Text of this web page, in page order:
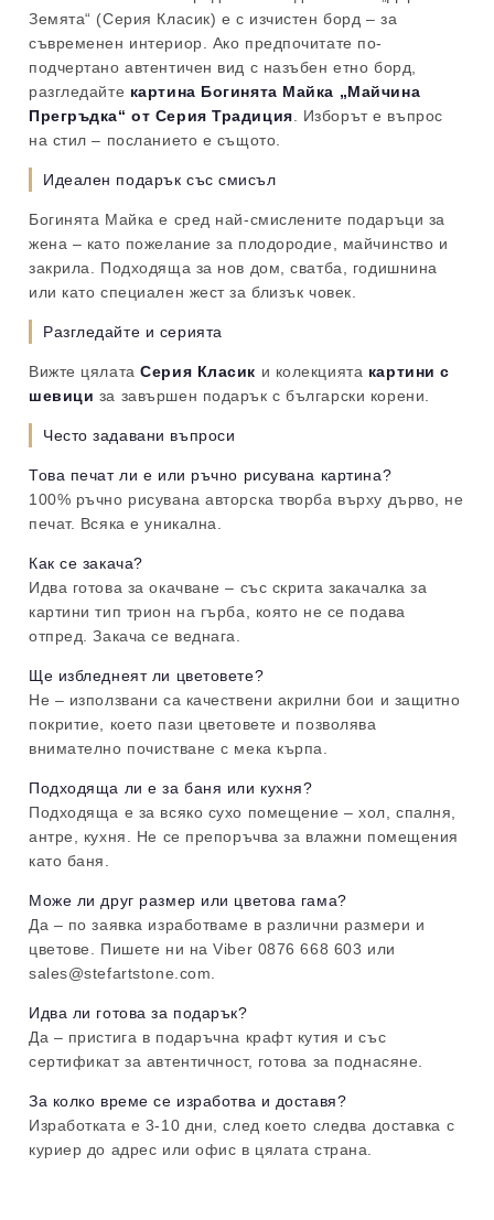
Земята“ (Серия Класик) е с изчистен борд – за
съвременен интериор. Ако предпочитате по-
подчертано автентичен вид с назъбен етно борд,
разгледайте картина Богинята Майка „Майчина
Прегръдка“ от Серия Традиция . Изборът е въпрос
на стил – посланието е същото.
Идеален подарък със смисъл
Богинята Майка е сред най-смислените подаръци за
жена – като пожелание за плодородие, майчинство и
закрила. Подходяща за нов дом, сватба, годишнина
или като специален жест за близък човек.
Разгледайте и серията
Вижте цялатаСерия Класик и колекцията картини с
шевици за завършен подарък с български корени.
Често задавани въпроси
Това печат ли е или ръчно рисувана картина?
100% ръчно рисувана авторска творба върху дърво, не
печат. Всяка е уникална.
Как се закача?
Идва готова за окачване – със скрита закачалка за
картини тип трион на гърба, която не се подава
отпред. Закача се веднага.
Ще избледнеят ли цветовете?
Не – използвани са качествени акрилни бои и защитно
покритие, което пази цветовете и позволява
внимателно почистване с мека кърпа.
Подходяща ли е за баня или кухня?
Подходяща е за всяко сухо помещение – хол, спалня,
антре, кухня. Не се препоръчва за влажни помещения
като баня.
Може ли друг размер или цветова гама?
Да – по заявка изработваме в различни размери и
цветове. Пишете ни на Viber 0876 668 603 или
sales@stefartstone.com.
Идва ли готова за подарък?
Да – пристига в подаръчна крафт кутия и със
сертификат за автентичност, готова за поднасяне.
За колко време се изработва и доставя?
Изработката е 3-10 дни, след което следва доставка с
куриер до адрес или офис в цялата страна.